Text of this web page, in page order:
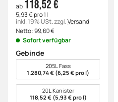
ab 118,52 €
5,93 € pro 1 l
inkl. 19% USt.zzgl.Versand
Netto:99,60€
Sofort verfügbar
Gebinde
wählen 205L Fass
1.280,74 € (6,25 € pro l)
20L Kanister
118,52 € (5,93 € pro l)